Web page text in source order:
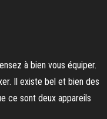
à bien vous équiper.
Il existe bel et bien des
ce sont deux appareils